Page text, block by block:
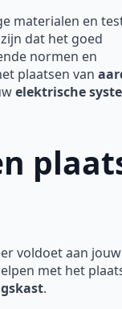
materialen en
dat het goed
normen en
plaatsen van
elektrische
voldoet aan jouw
met het
.